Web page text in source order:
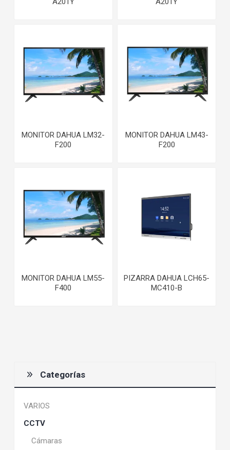
MONITOR DAHUA LM32-
F200
MONITOR DAHUA LM43-
F200
MONITOR DAHUA LM55-
F400
PIZARRA DAHUA LCH65-
MC410-B
Categorías
VARIOS
CCTV
Cámaras